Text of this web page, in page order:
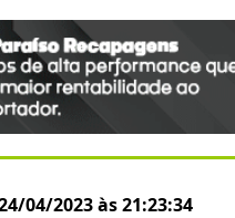
04/2023 às 21:23:34